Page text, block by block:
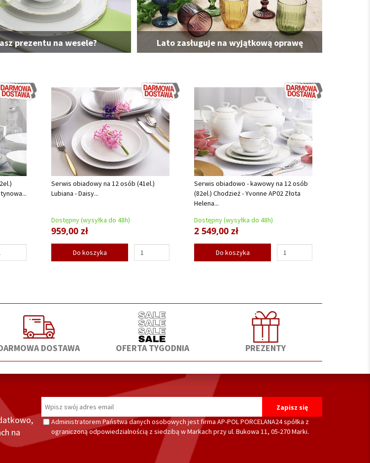
prezentu na wesele? Lato zasługuje na wyjątkową oprawę
Serwis obiadowy na 12 osób (41el.)
Lubiana - Daisy...
Dostępny (wysyłka do 48h)
959,00 zł
Do koszyka
Serwis obiadowo - kawowy na 12 osób
(82el.) Chodzież - Yvonne AP02 Złota
Helena...
Dostępny (wysyłka do 48h)
2 549,00 zł
Do koszyka
DOSTAWA OFERTA TYGODNIA PREZENTY
na
Administratorem Państwa danych osobowych jest firma AP-POL PORCELANA24 spółka z
ograniczoną odpowiedzialnością z siedzibą w Markach przy ul. Bukowa 11, 05-270 Marki.